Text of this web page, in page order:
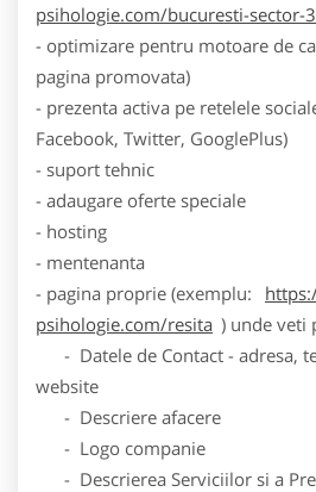
psihologie.com/bucuresti-sector-3
- optimizare pentru motoare de
pagina promovata)
- prezenta activa pe retelele
Facebook, Twitter, GooglePlus)
- suport tehnic
- adaugare oferte speciale
- hosting
- mentenanta
- pagina proprie (exemplu:
psihologie.com/resita ) unde veti
- Datele de Contact - adresa,
website
- Descriere afacere
- Logo companie
- Descrierea Serviciilor si a